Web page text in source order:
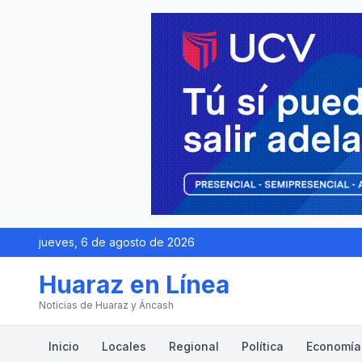
jueves, 6 de agosto de 2026
Huaraz en Línea
Noticias de Huaraz y Áncash
Inicio Locales Regional Política Economía